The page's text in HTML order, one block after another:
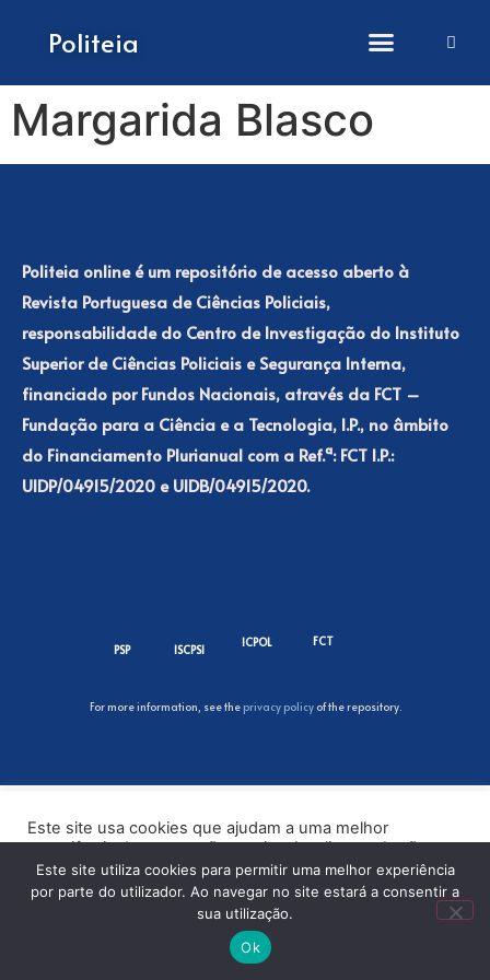
Politeia
Margarida Blasco
Politeia online é um repositório de acesso aberto à
Revista Portuguesa de Ciências Policiais,
responsabilidade do Centro de Investigação do Instituto
Superior de Ciências Policiais e Segurança Interna,
financiado por Fundos Nacionais, através da FCT –
Fundação para a Ciência e a Tecnologia, I.P., no âmbito
do Financiamento Plurianual com a Ref.ª: FCT I.P.:
UIDP/04915/2020 e UIDB/04915/2020.
PSP ISCPSI
ICPOL FCT
For more information, see the privacy policyof the repository.
Este site usa cookies que ajudam a uma melhor
experiência de navegação no site. Ao clicar no botão
“Aceitar” ou continuar a visualizar o nosso site, você
concorda com o uso de cookies no nosso site.
Este site utiliza cookies para permitir uma melhor experiência
por parte do utilizador. Ao navegar no site estará a consentir a
sua utilização.
Ok